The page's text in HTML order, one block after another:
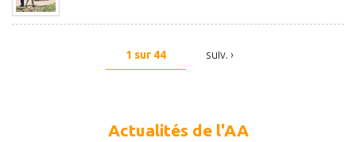
1 sur 44 suiv. ›
Actualités de l'AA